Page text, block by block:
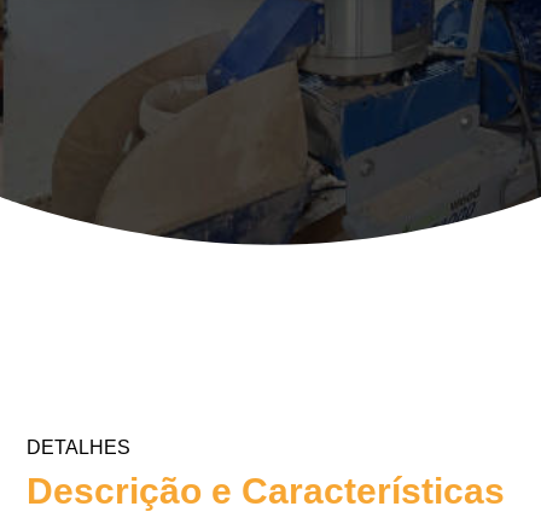
DETALHES
Descrição e Características